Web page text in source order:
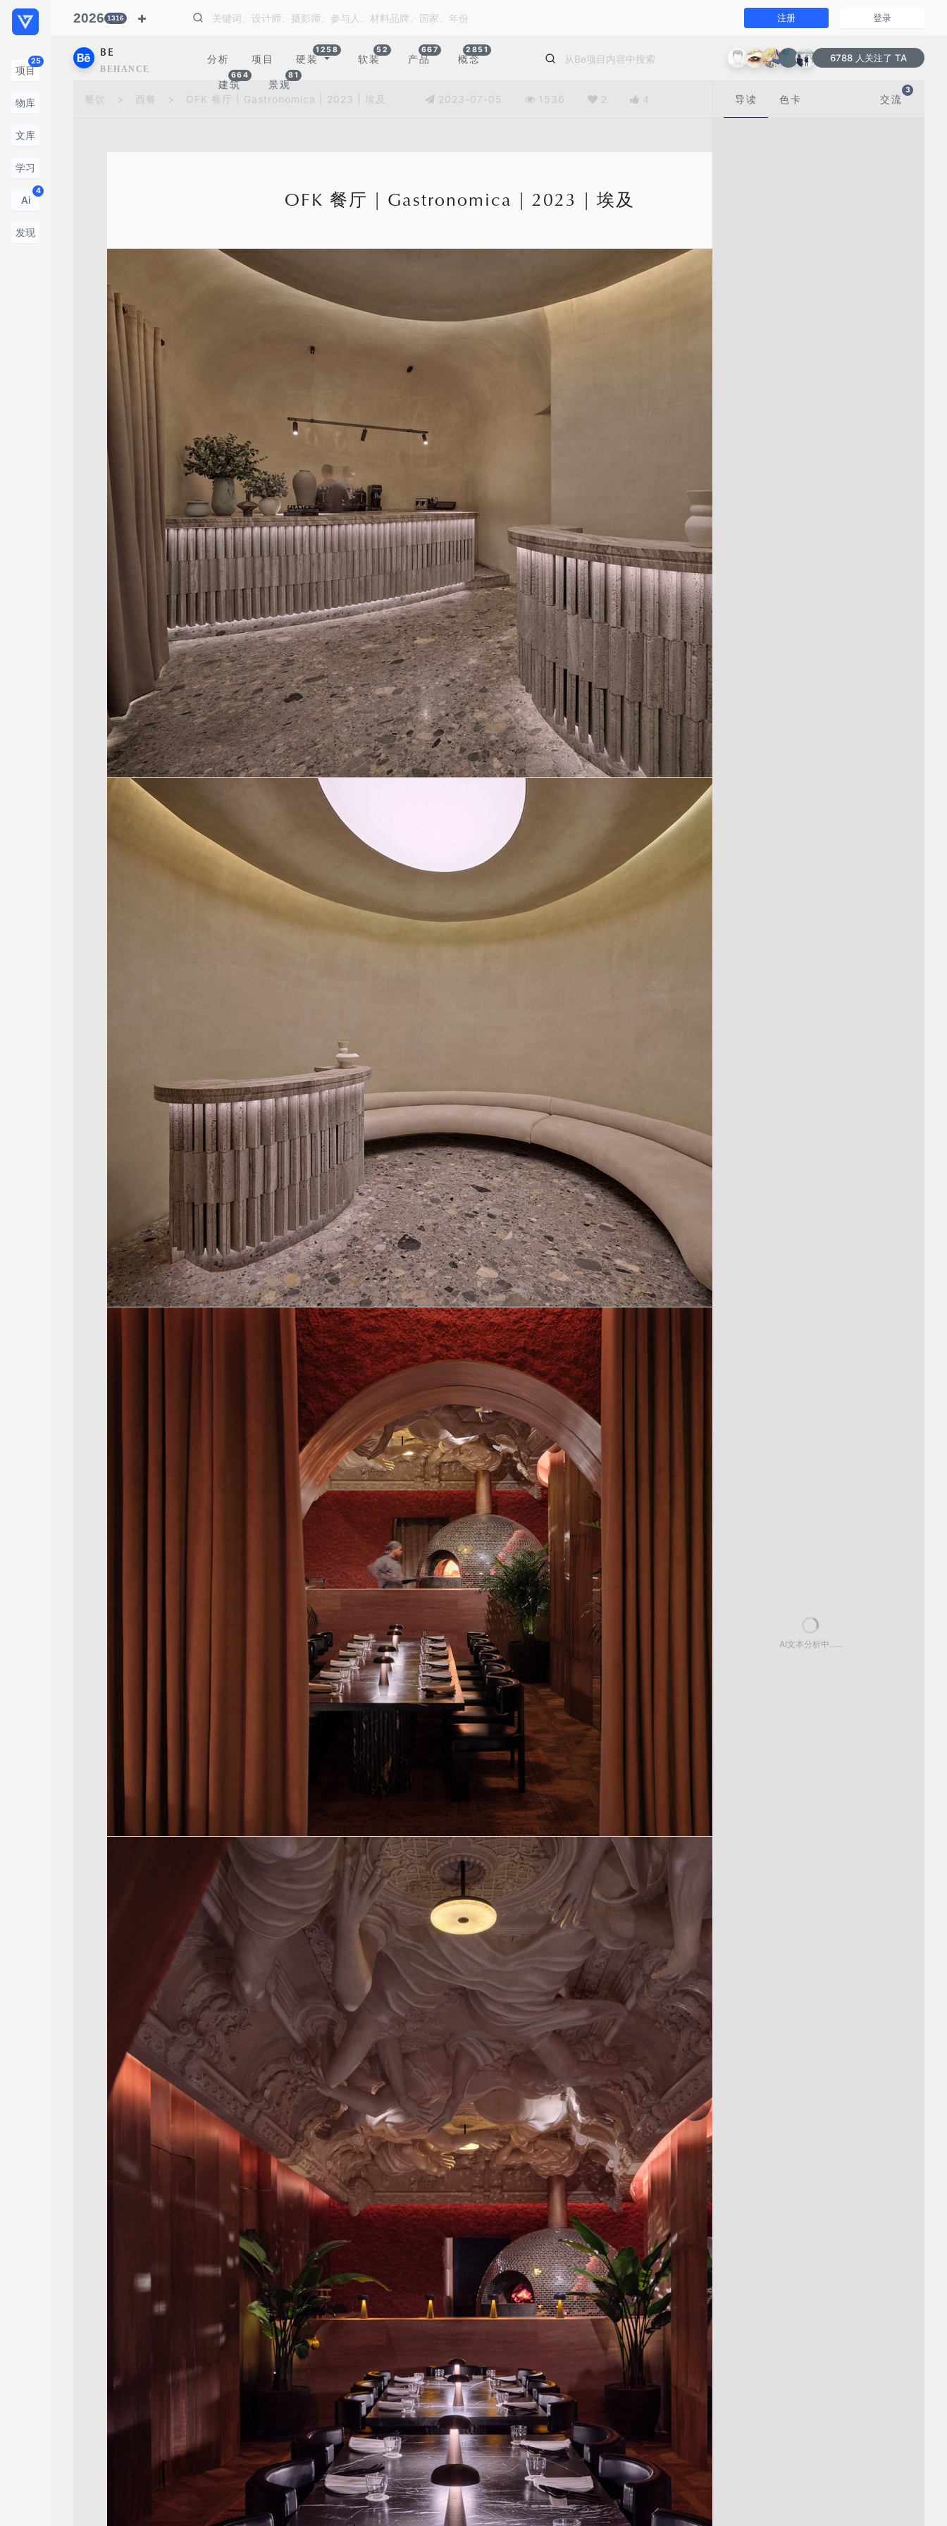
项目
25
物库
文库
学习
Ai
4
发现
2026 1316 注册 登录
BE
BEHANCE
分析 项目 硬装
1258
软装
52
产品
667
概念
2851
建筑
664
景观
81
6788 人关注了 TA
餐饮 > 西餐 > OFK 餐厅 | Gastronomica | 2023 | 埃及 2023-07-05 1536 2 4
OFK 餐厅 | Gastronomica | 2023 | 埃及
导读 色卡 交流
3
AI文本分析中……